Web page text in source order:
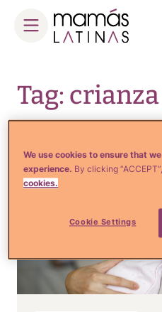
content
Tag:
We use cookies to ensure that
experience. By clicking
cookies.
Cookie Settings